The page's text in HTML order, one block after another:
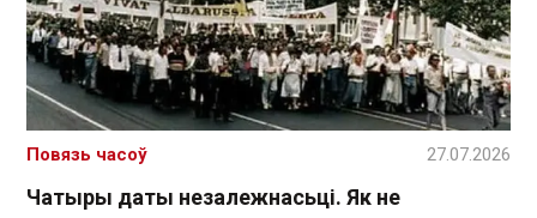
Чатыры даты незалежнасьці. Як не
Повязь часоў 27.07.2026